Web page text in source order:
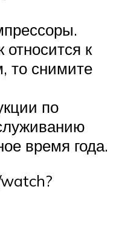
к
то снимите
по
время года.